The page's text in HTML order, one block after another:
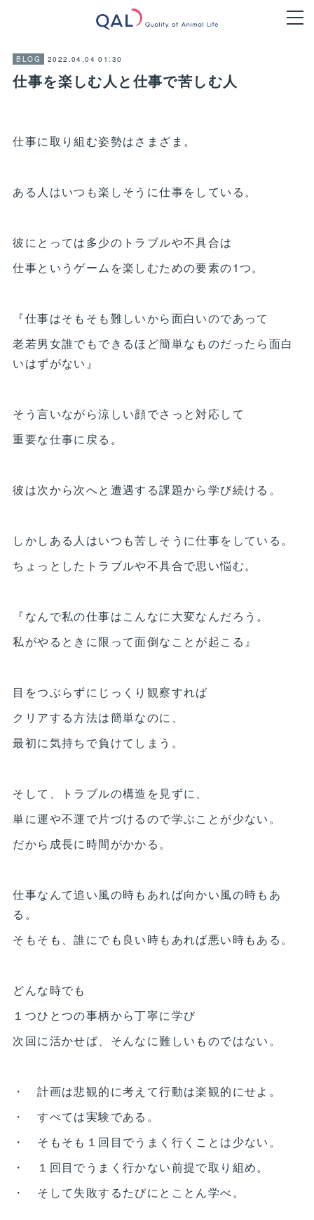
BLOG 2022.04.04 01:30
仕事を楽しむ人と仕事で苦しむ人
仕事に取り組む姿勢はさまざま。
ある人はいつも楽しそうに仕事をしている。
彼にとっては多少のトラブルや不具合は
仕事というゲームを楽しむための要素の1つ。
『仕事はそもそも難しいから面白いのであって
老若男女誰でもできるほど簡単なものだったら面白
いはずがない』
そう言いながら涼しい顔でさっと対応して
重要な仕事に戻る。
彼は次から次へと遭遇する課題から学び続ける。
しかしある人はいつも苦しそうに仕事をしている。
ちょっとしたトラブルや不具合で思い悩む。
『なんで私の仕事はこんなに大変なんだろう。
私がやるときに限って面倒なことが起こる』
目をつぶらずにじっくり観察すれば
クリアする方法は簡単なのに、
最初に気持ちで負けてしまう。
そして、トラブルの構造を見ずに、
単に運や不運で片づけるので学ぶことが少ない。
だから成長に時間がかかる。
仕事なんて追い風の時もあれば向かい風の時もあ
る。
そもそも、誰にでも良い時もあれば悪い時もある。
どんな時でも
１つひとつの事柄から丁寧に学び
次回に活かせば、そんなに難しいものではない。
・ 計画は悲観的に考えて行動は楽観的にせよ。
・ すべては実験である。
・ そもそも１回目でうまく行くことは少ない。
・ １回目でうまく行かない前提で取り組め。
・ そして失敗するたびにとことん学べ。